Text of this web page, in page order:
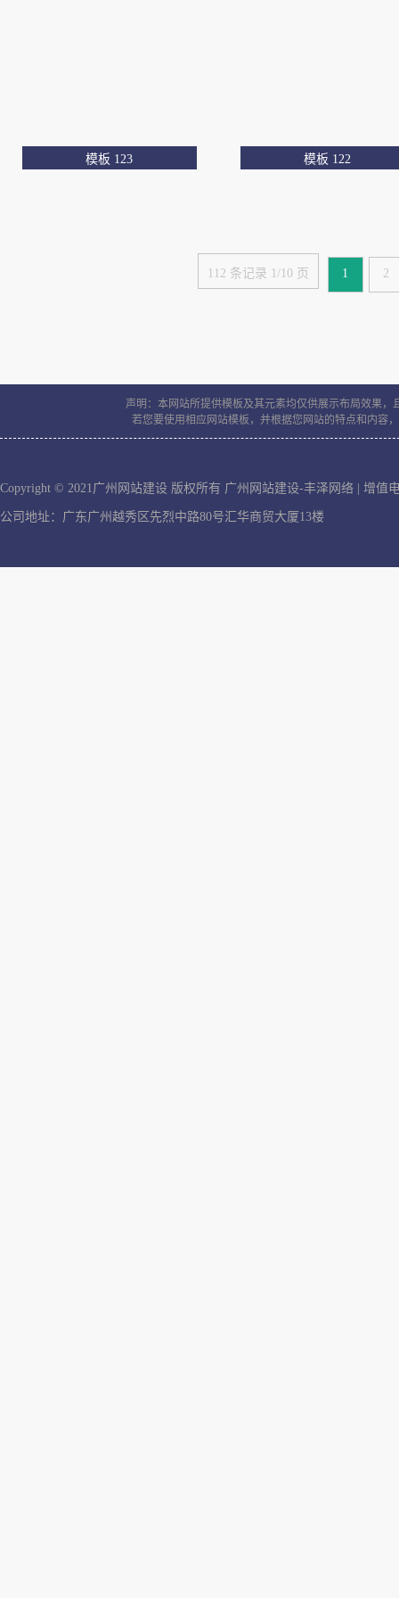
模板 123 模板 122
112 条记录 1/10 页 1 2
声明：本网站所提供模板及其元素均仅供展示布局效果
若您要使用相应网站模板，并根据您网站的特点和内容
Copyright © 2021广州网站建设 版权所有 广州网站建设-丰泽网络 | 增值
公司地址：广东广州越秀区先烈中路80号汇华商贸大厦13楼